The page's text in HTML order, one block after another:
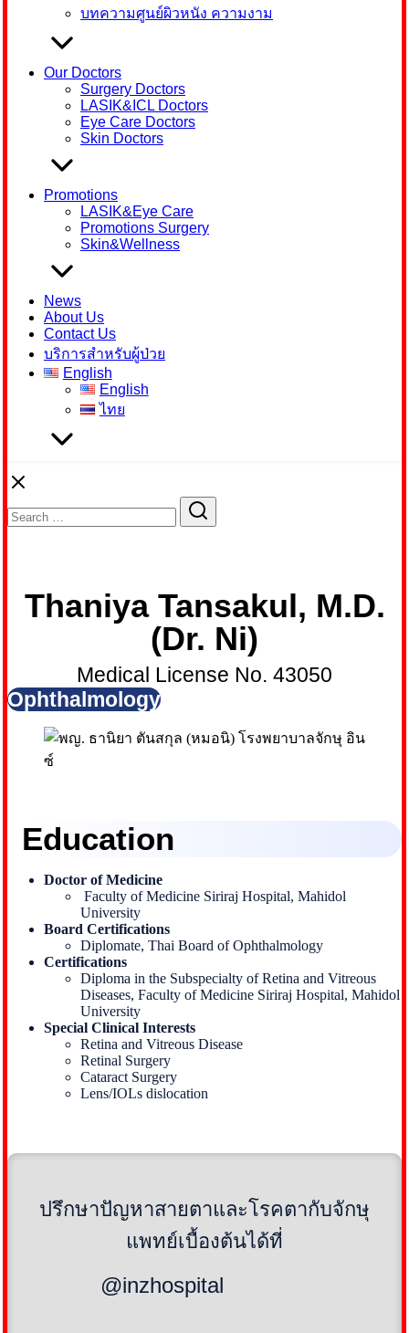
บทความศูนย์ผิวหนัง ความงาม
Our Doctors
Surgery Doctors
LASIK&ICL Doctors
Eye Care Doctors
Skin Doctors
Promotions
LASIK&Eye Care
Promotions Surgery
Skin&Wellness
News
About Us
Contact Us
บริการสำหรับผู้ป่วย
English
English
ไทย
for:
Thaniya Tansakul, M.D.
(Dr. Ni)
Medical License No. 43050
Ophthalmology
Education
Doctor of Medicine
Faculty of Medicine Siriraj Hospital, Mahidol
University
Board Certifications
Diplomate, Thai Board of Ophthalmology
Certifications
Diploma in the Subspecialty of Retina and Vitreous
Diseases, Faculty of Medicine Siriraj Hospital, Mahidol
University
Special Clinical Interests
Retina and Vitreous Disease
Retinal Surgery
Cataract Surgery
Lens/IOLs dislocation
ปรึกษาปัญหาสายตาและโรคตากับจักษุ
แพทย์เบื้องต้นได้ที่
@inzhospital